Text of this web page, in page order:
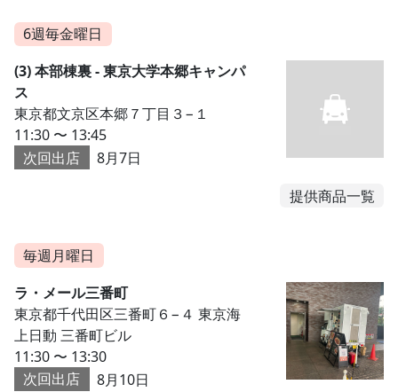
6週毎金曜日
(3) 本部棟裏 - 東京大学本郷キャンパ
ス
東京都文京区本郷７丁目３−１
11:30 〜 13:45
次回出店
8月7日
提供商品一覧
毎週月曜日
ラ・メール三番町
東京都千代田区三番町６−４ 東京海
上日動 三番町ビル
11:30 〜 13:30
次回出店
8月10日